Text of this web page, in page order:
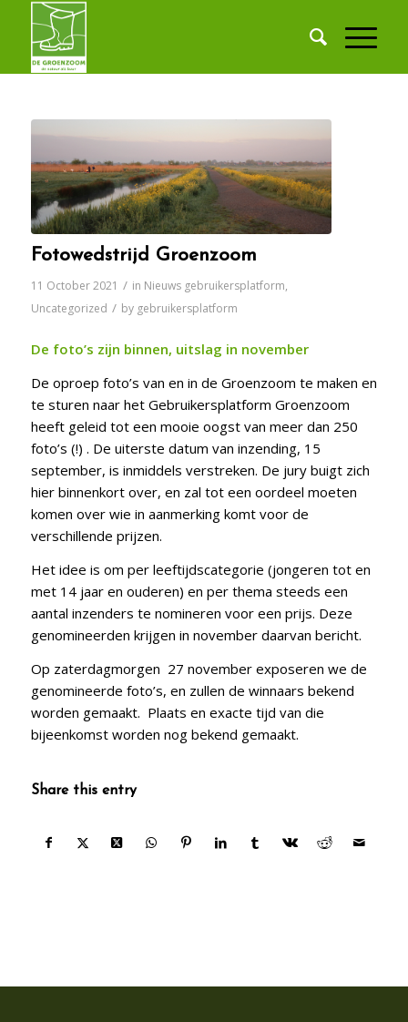
Fotowedstrijd Groenzoom
11 October 2021 / in Nieuws gebruikersplatform,
Uncategorized / by gebruikersplatform
De foto’s zijn binnen, uitslag in november
De oproep foto’s van en in de Groenzoom te maken en
te sturen naar het Gebruikersplatform Groenzoom
heeft geleid tot een mooie oogst van meer dan 250
foto’s (!) . De uiterste datum van inzending, 15
september, is inmiddels verstreken. De jury buigt zich
hier binnenkort over, en zal tot een oordeel moeten
komen over wie in aanmerking komt voor de
verschillende prijzen.
Het idee is om per leeftijdscategorie (jongeren tot en
met 14 jaar en ouderen) en per thema steeds een
aantal inzenders te nomineren voor een prijs. Deze
genomineerden krijgen in november daarvan bericht.
Op zaterdagmorgen 27 november exposeren we de
genomineerde foto’s, en zullen de winnaars bekend
worden gemaakt. Plaats en exacte tijd van die
bijeenkomst worden nog bekend gemaakt.
Share this entry